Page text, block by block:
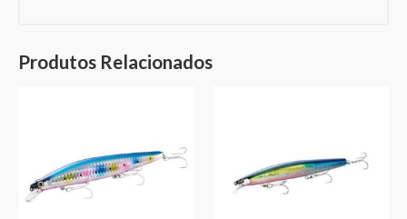
Produtos Relacionados